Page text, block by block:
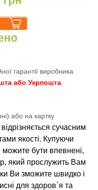
гарантії виробника
або Укрпошта
або на картку
сучасним
якості. Купуючи
бути впевнені,
який прослужить Вам
Ви зможите швидко і
для здоров`я та